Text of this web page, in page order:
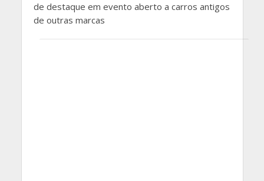
de destaque em evento aberto a carros antigos
de outras marcas